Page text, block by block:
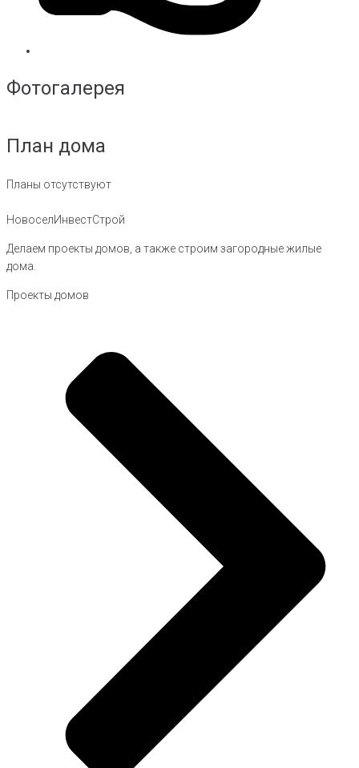
Фотогалерея
План дома
Планы отсутствуют
НовоселИнвестСтрой
Делаем проекты домов, а также строим загородные жилые
дома.
Проекты домов